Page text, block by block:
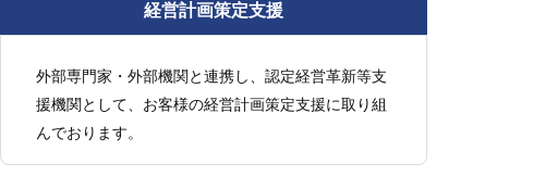
経営計画策定支援
外部専門家・外部機関と連携し、認定経営革新等支
援機関として、お客様の経営計画策定支援に取り組
んでおります。